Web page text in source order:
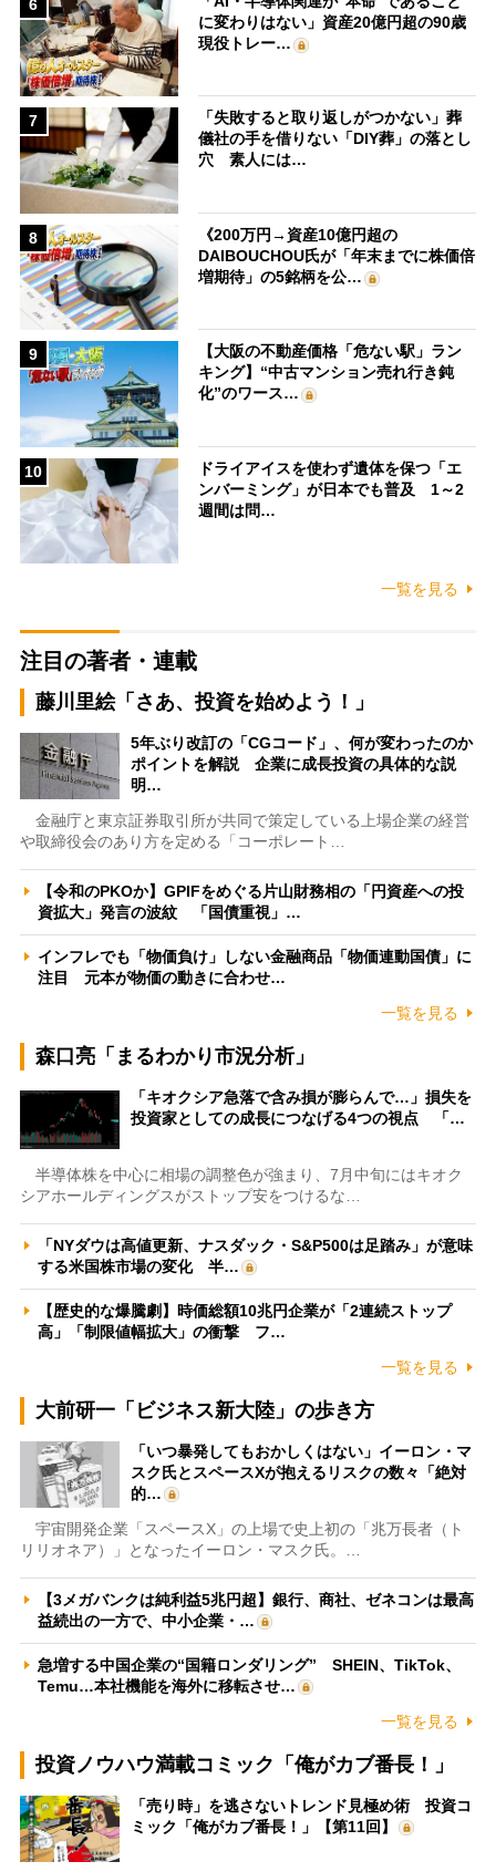
6
に変わりはない」資産20億円超の90歳
現役トレー…
7
「失敗すると取り返しがつかない」葬
儀社の手を借りない「DIY葬」の落とし
穴 素人には…
8
《200万円→資産10億円超の
DAIBOUCHOU氏が「年末までに株価倍
増期待」の5銘柄を公…
9
【大阪の不動産価格「危ない駅」ラン
キング】“中古マンション売れ行き鈍
化”のワース…
10
ドライアイスを使わず遺体を保つ「エ
ンバーミング」が日本でも普及 1～2
週間は問…
一覧を見る
注目の著者・連載
藤川里絵「さあ、投資を始めよう！」
5年ぶり改訂の「CGコード」、何が変わったのか
ポイントを解説 企業に成長投資の具体的な説
明…
金融庁と東京証券取引所が共同で策定している上場企業の経営
や取締役会のあり方を定める「コーポレート…
【令和のPKOか】GPIFをめぐる片山財務相の「円資産への投
資拡大」発言の波紋 「国債重視」…
インフレでも「物価負け」しない金融商品「物価連動国債」に
注目 元本が物価の動きに合わせ…
一覧を見る
森口亮「まるわかり市況分析」
「キオクシア急落で含み損が膨らんで…」損失を
投資家としての成長につなげる4つの視点 「…
半導体株を中心に相場の調整色が強まり、7月中旬にはキオク
シアホールディングスがストップ安をつけるな…
「NYダウは高値更新、ナスダック・S&P500は足踏み」が意味
する米国株市場の変化 半…
【歴史的な爆騰劇】時価総額10兆円企業が「2連続ストップ
高」「制限値幅拡大」の衝撃 フ…
一覧を見る
大前研一「ビジネス新大陸」の歩き方
「いつ暴発してもおかしくはない」イーロン・マ
スク氏とスペースXが抱えるリスクの数々「絶対
的…
宇宙開発企業「スペースX」の上場で史上初の「兆万長者（ト
リリオネア）」となったイーロン・マスク氏。…
【3メガバンクは純利益5兆円超】銀行、商社、ゼネコンは最高
益続出の一方で、中小企業・…
急増する中国企業の“国籍ロンダリング” SHEIN、TikTok、
Temu…本社機能を海外に移転させ…
一覧を見る
投資ノウハウ満載コミック「俺がカブ番長！」
「売り時」を逃さないトレンド見極め術 投資コ
ミック「俺がカブ番長！」【第11回】